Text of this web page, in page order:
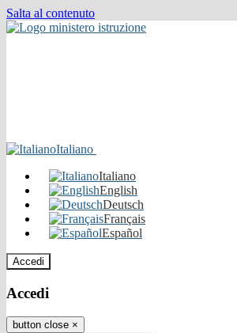
Salta al contenuto
Italiano
Italiano
English
Deutsch
Français
Español
Accedi
Accedi
button close ×